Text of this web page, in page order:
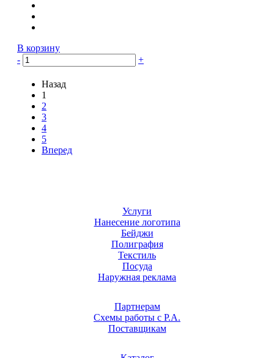
В корзину
-
+
Назад
1
2
3
4
5
Вперед
Услуги
Нанесение логотипа
Бейджи
Полиграфия
Текстиль
Посуда
Наружная реклама
Партнерам
Схемы работы с Р.А.
Поставщикам